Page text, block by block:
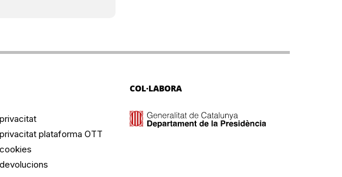
plataforma OTT
COL·LABORA